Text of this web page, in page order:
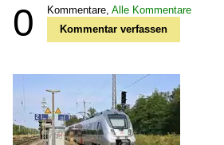
0 Kommentare, Alle Kommentare
Kommentar verfassen